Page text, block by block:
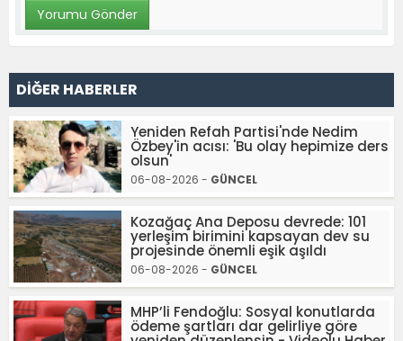
DİĞER HABERLER
Yeniden Refah Partisi'nde Nedim
Özbey'in acısı: 'Bu olay hepimize ders
olsun'
06-08-2026 - GÜNCEL
Kozağaç Ana Deposu devrede: 101
yerleşim birimini kapsayan dev su
projesinde önemli eşik aşıldı
06-08-2026 - GÜNCEL
MHP’li Fendoğlu: Sosyal konutlarda
ödeme şartları dar gelirliye göre